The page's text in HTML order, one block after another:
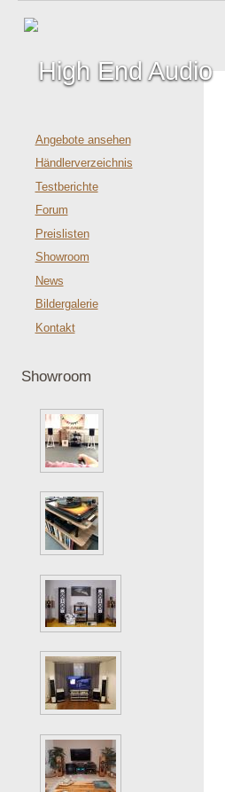
Angebote ansehen
Händlerverzeichnis
Testberichte
Forum
Preislisten
Showroom
News
Bildergalerie
Kontakt
Showroom